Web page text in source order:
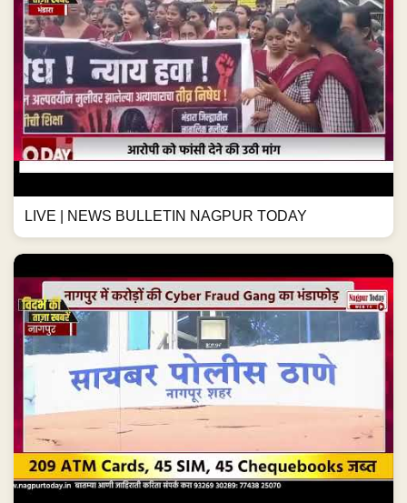
LIVE | NEWS BULLETIN NAGPUR TODAY